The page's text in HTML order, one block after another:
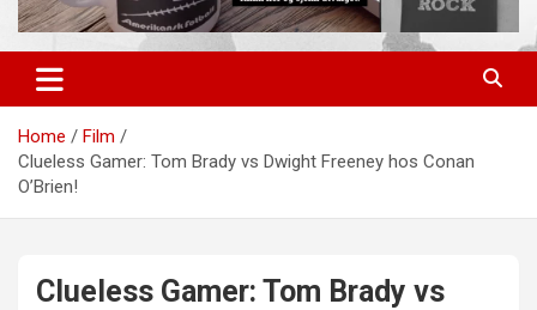
Home
Film
Clueless Gamer: Tom Brady vs Dwight Freeney hos Conan
O’Brien!
Clueless Gamer: Tom Brady vs